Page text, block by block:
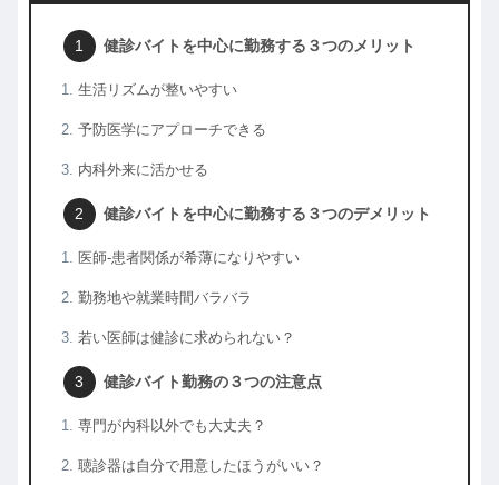
健診バイトを中心に勤務する３つのメリット
生活リズムが整いやすい
予防医学にアプローチできる
内科外来に活かせる
健診バイトを中心に勤務する３つのデメリット
医師-患者関係が希薄になりやすい
勤務地や就業時間バラバラ
若い医師は健診に求められない？
健診バイト勤務の３つの注意点
専門が内科以外でも大丈夫？
聴診器は自分で用意したほうがいい？